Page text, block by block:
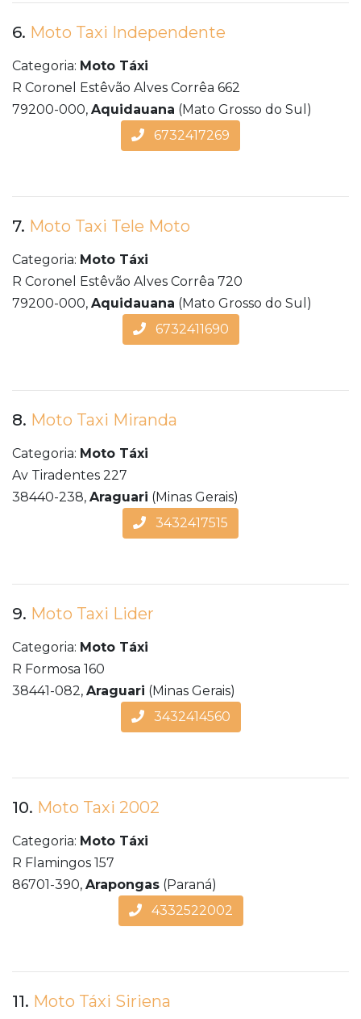
6. Moto Taxi Independente
Categoria: Moto Táxi
R Coronel Estêvão Alves Corrêa 662
79200-000, Aquidauana (Mato Grosso do Sul)
6732417269
7. Moto Taxi Tele Moto
Categoria: Moto Táxi
R Coronel Estêvão Alves Corrêa 720
79200-000, Aquidauana (Mato Grosso do Sul)
6732411690
8. Moto Taxi Miranda
Categoria: Moto Táxi
Av Tiradentes 227
38440-238, Araguari (Minas Gerais)
3432417515
9. Moto Taxi Lider
Categoria: Moto Táxi
R Formosa 160
38441-082, Araguari (Minas Gerais)
3432414560
10. Moto Taxi 2002
Categoria: Moto Táxi
R Flamingos 157
86701-390, Arapongas (Paraná)
4332522002
11. Moto Táxi Siriena